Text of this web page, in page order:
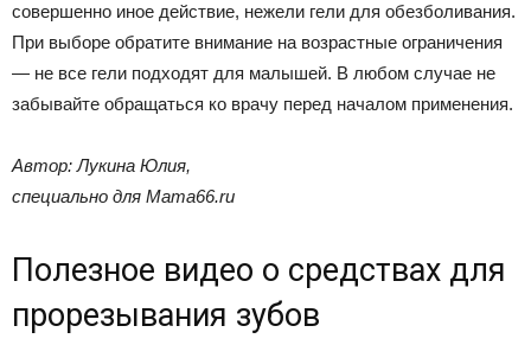
совершенно иное действие, нежели гели для обезболивания.
При выборе обратите внимание на возрастные ограничения
— не все гели подходят для малышей. В любом случае не
забывайте обращаться ко врачу перед началом применения.
Автор: Лукина Юлия,
специально для Mama66.ru
Полезное видео о средствах для
прорезывания зубов